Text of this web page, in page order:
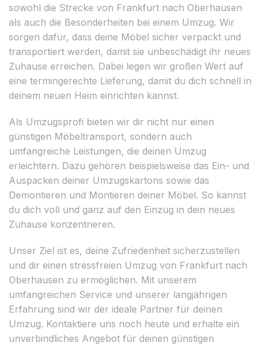
sowohl die Strecke von Frankfurt nach Oberhausen
als auch die Besonderheiten bei einem Umzug. Wir
sorgen dafür, dass deine Möbel sicher verpackt und
transportiert werden, damit sie unbeschädigt ihr neues
Zuhause erreichen. Dabei legen wir großen Wert auf
eine termingerechte Lieferung, damit du dich schnell in
deinem neuen Heim einrichten kannst.
Als Umzugsprofi bieten wir dir nicht nur einen
günstigen Möbeltransport, sondern auch
umfangreiche Leistungen, die deinen Umzug
erleichtern. Dazu gehören beispielsweise das Ein- und
Auspacken deiner Umzugskartons sowie das
Demontieren und Montieren deiner Möbel. So kannst
du dich voll und ganz auf den Einzug in dein neues
Zuhause konzentrieren.
Unser Ziel ist es, deine Zufriedenheit sicherzustellen
und dir einen stressfreien Umzug von Frankfurt nach
Oberhausen zu ermöglichen. Mit unserem
umfangreichen Service und unserer langjährigen
Erfahrung sind wir der ideale Partner für deinen
Umzug. Kontaktiere uns noch heute und erhalte ein
unverbindliches Angebot für deinen günstigen